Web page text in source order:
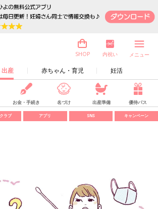
出産 赤ちゃん・育児 妊活
SHOP 内祝い メニュー
お金・手続き 名づけ 出産準備 優待パス
ラブ アプリ SNS キャンペーン